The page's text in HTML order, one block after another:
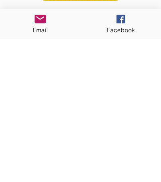
ADRESSE
Eglise St. Peter
Email Facebook